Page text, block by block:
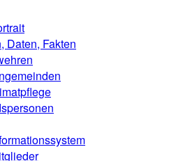
Daten, Fakten